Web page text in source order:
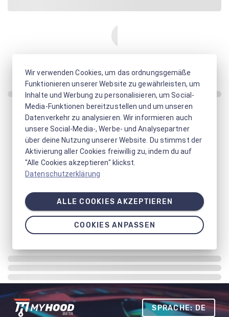
SPRACHE: DE
Wir verwenden Cookies, um das ordnungsgemäße
Funktionieren unserer Website zu gewährleisten, um
Inhalte und Werbung zu personalisieren, um Social-
Media-Funktionen bereitzustellen und um unseren
Datenverkehr zu analysieren. Wir informieren auch
unsere Social-Media-, Werbe- und Analysepartner
über deine Nutzung unserer Website. Du stimmst der
Aktivierung aller Cookies freiwillig zu, indem du auf
"Alle Cookies akzeptieren" klickst.
Datenschutzerklärung
ALLE COOKIES AKZEPTIEREN
COOKIES ANPASSEN